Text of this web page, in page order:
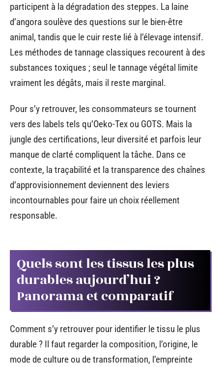
participent à la dégradation des steppes. La laine
d’angora soulève des questions sur le bien-être
animal, tandis que le cuir reste lié à l’élevage intensif.
Les méthodes de tannage classiques recourent à des
substances toxiques ; seul le tannage végétal limite
vraiment les dégâts, mais il reste marginal.
Pour s’y retrouver, les consommateurs se tournent
vers des labels tels qu’Oeko-Tex ou GOTS. Mais la
jungle des certifications, leur diversité et parfois leur
manque de clarté compliquent la tâche. Dans ce
contexte, la traçabilité et la transparence des chaînes
d’approvisionnement deviennent des leviers
incontournables pour faire un choix réellement
responsable.
Quels sont les tissus les plus
durables aujourd’hui ?
Panorama et comparatif
Comment s’y retrouver pour identifier le tissu le plus
durable ? Il faut regarder la composition, l’origine, le
mode de culture ou de transformation, l’empreinte